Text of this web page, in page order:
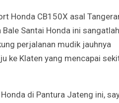
Honda CB150X asal
Bale Santai Honda ini sangatlah
perjalanan mudik jauhnya
ke Klaten yang mencapai
di Pantura Jateng ini,